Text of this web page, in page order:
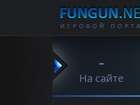
-
На сайте